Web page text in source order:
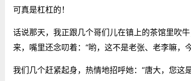
可真是杠杠的！
话说那天，我正跟几个哥们儿在镇上的茶馆里吹
来，嘴里还念叨着：“哟，这不是老张、老李嘛
我们几个赶紧起身，热情地招呼她：“唐大，您这